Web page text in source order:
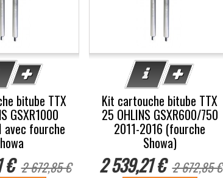
bitube TTX
GSXR1000
avec fourche
€ 2 672,85 €
Kit cartouche bitube TTX
25 OHLINS GSXR600/750
2011-2016 (fourche
Showa)
2 539,21 € 2 672,85 €